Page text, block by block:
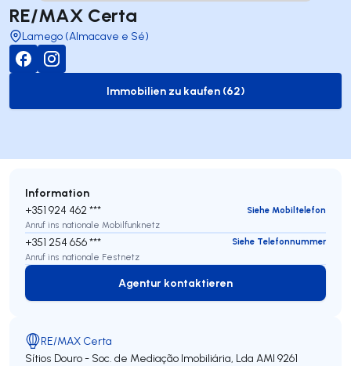
RE/MAX Certa
Lamego (Almacave e Sé)
to-buy-listing
Immobilien zu kaufen (62)
Information
+351 924 462 ***
Siehe Mobiltelefon
Anruf ins nationale Mobilfunknetz
+351 254 656 ***
Siehe Telefonnummer
Anruf ins nationale Festnetz
Agentur kontaktieren
Agentur kontaktieren
RE/MAX Certa
Sítios Douro - Soc. de Mediação Imobiliária, Lda AMI 9261